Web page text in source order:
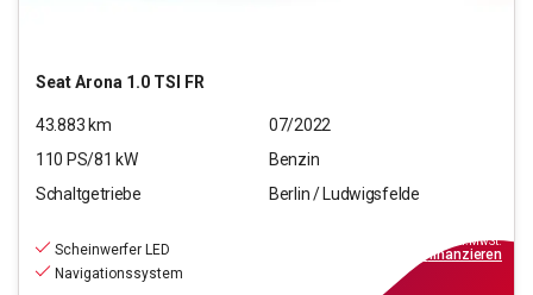
SeatArona 1.0 TSI FR
43.883 km
07/2022
110 PS/81 kW
Benzin
Schaltgetriebe
Berlin / Ludwigsfelde
Scheinwerfer LED
Navigationssystem
inkl.MwSt.
finanzieren